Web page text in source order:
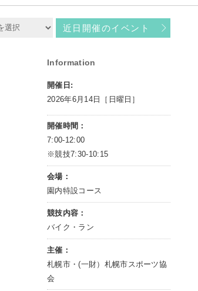
近日開催のイベント
Information
開催日:
2026年6月14日［日曜日］
開催時間：
7:00-12:00
※競技7:30-10:15
会場：
園内特設コース
競技内容：
バイク・ラン
主催：
札幌市・(一財）札幌市スポーツ協
会